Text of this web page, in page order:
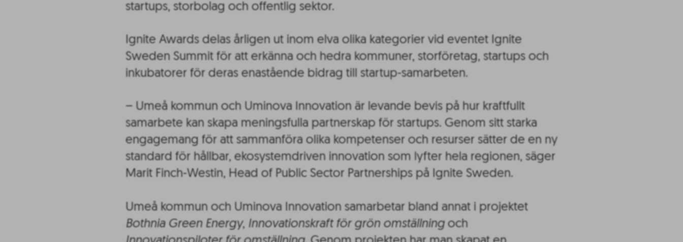
startups, storbolag och offentlig sektor.
Ignite Awards delas årligen ut inom elva olika kategorier vid eventet Ignite
Sweden Summit för att erkänna och hedra kommuner, storföretag, startups och
inkubatorer för deras enastående bidrag till startup-samarbeten.
– Umeå kommun och Uminova Innovation är levande bevis på hur kraftfullt
samarbete kan skapa meningsfulla partnerskap för startups. Genom sitt starka
engagemang för att sammanföra olika kompetenser och resurser sätter de en ny
standard för hållbar, ekosystemdriven innovation som lyfter hela regionen, säger
Marit Finch-Westin, Head of Public Sector Partnerships på Ignite Sweden.
Umeå kommun och Uminova Innovation samarbetar bland annat i projektet
Bothnia Green Energy, Innovationskraft för grön omställningoch